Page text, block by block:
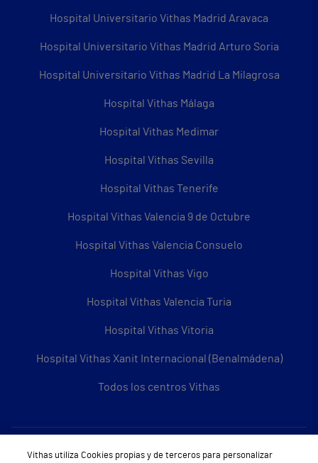
Hospital Universitario Vithas Madrid Aravaca
Hospital Universitario Vithas Madrid Arturo Soria
Hospital Universitario Vithas Madrid La Milagrosa
Hospital Vithas Málaga
Hospital Vithas Medimar
Hospital Vithas Sevilla
Hospital Vithas Tenerife
Hospital Vithas Valencia 9 de Octubre
Hospital Vithas Valencia Consuelo
Hospital Vithas Vigo
Hospital Vithas Valencia Turia
Hospital Vithas Vitoria
Hospital Vithas Xanit Internacional (Benalmádena)
Todos los centros Vithas
Sobre Vithas
Vithas utiliza Cookies propias y de terceros para personalizar